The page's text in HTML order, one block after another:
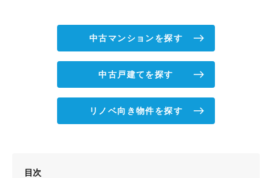
中古マンションを探す
中古戸建てを探す
リノベ向き物件を探す
目次